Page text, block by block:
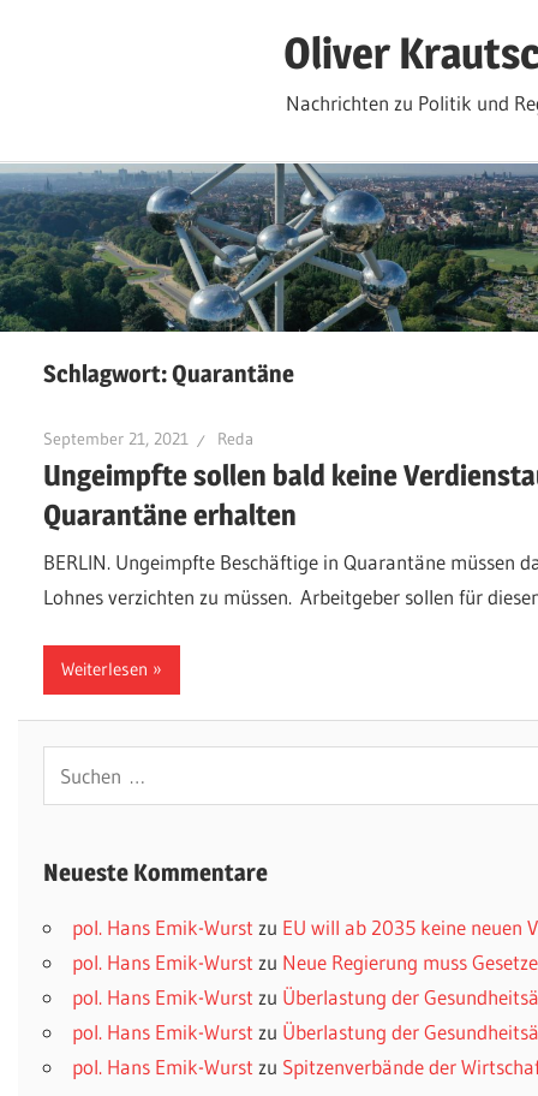
Oliver
Nachrichten zu Politik und
Schlagwort:Quarantäne
September 21, 2021 Reda
Ungeimpfte sollen bald keine
Quarantäne erhalten
BERLIN. Ungeimpfte Beschäftige in Quarantäne müssen
Lohnes verzichten zu müssen. Arbeitgeber sollen für
Weiterlesen
Neueste Kommentare
pol. Hans Emik-Wurst zu EU will ab 2035 keine neuen
pol. Hans Emik-Wurst zu Neue Regierung muss
pol. Hans Emik-Wurst zu Überlastung der
pol. Hans Emik-Wurst zu Überlastung der
pol. Hans Emik-Wurst zu Spitzenverbände der